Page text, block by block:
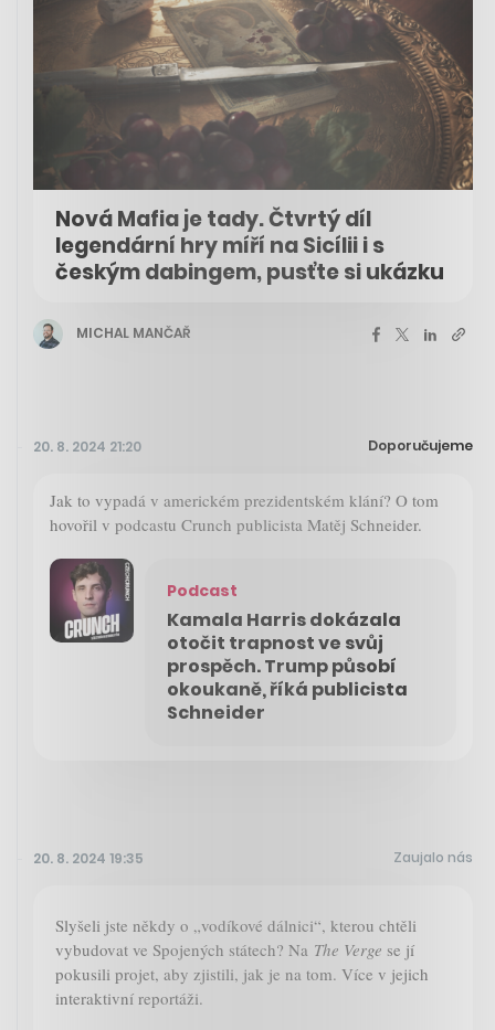
Nová Mafia je tady. Čtvrtý díl
legendární hry míří na Sicílii i s
českým dabingem, pusťte si ukázku
MICHAL MANČAŘ
20. 8. 2024 21:20 Doporučujeme
Jak to vypadá v americkém prezidentském klání? O tom
hovořil v podcastu Crunch publicista Matěj Schneider.
Podcast
Kamala Harris dokázala
otočit trapnost ve svůj
prospěch. Trump působí
okoukaně, říká publicista
Schneider
20. 8. 2024 19:35 Zaujalo nás
Slyšeli jste někdy o „vodíkové dálnici“, kterou chtěli
vybudovat ve Spojených státech? Na The Verge se jí
pokusili projet, aby zjistili, jak je na tom. Více v jejich
interaktivní reportáži.